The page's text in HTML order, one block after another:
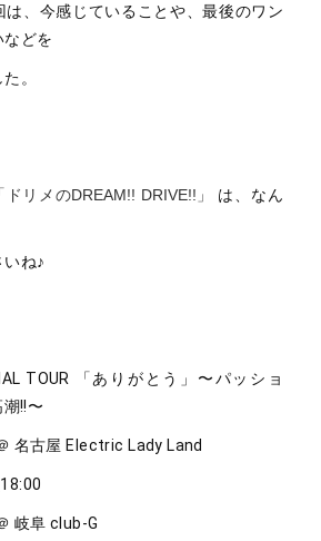
は、今感じていることや、最後のワン
などを
。
「ドリメのDREAM!! DRIVE!!」
は、なん
ね♪
TOUR 「ありがとう」〜パッショ
!!〜
名古屋 Electric Lady Land
岐阜 club-G